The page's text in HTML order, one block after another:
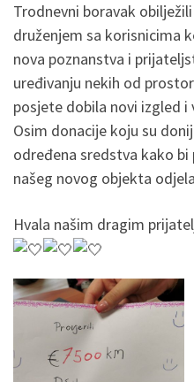
Trodnevni boravak
druženjem sa korisnicima
nova poznanstva i
uređivanju nekih od
posjete dobila novi izgled
Osim donacije koju su
određena sredstva kako
našeg novog objekta
Hvala našim dragim